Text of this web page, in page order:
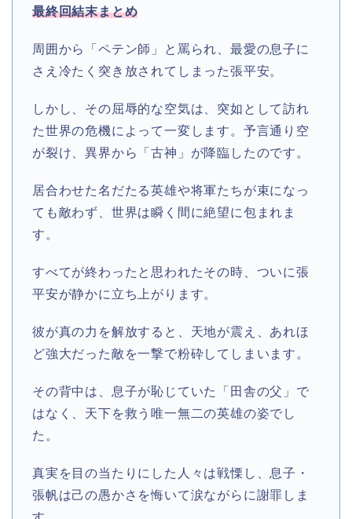
最終回結末まとめ
周囲から「ペテン師」と罵られ、最愛の息子に
さえ冷たく突き放されてしまった張平安。
しかし、その屈辱的な空気は、突如として訪れ
た世界の危機によって一変します。予言通り空
が裂け、異界から「古神」が降臨したのです。
居合わせた名だたる英雄や将軍たちが束になっ
ても敵わず、世界は瞬く間に絶望に包まれま
す。
すべてが終わったと思われたその時、ついに張
平安が静かに立ち上がります。
彼が真の力を解放すると、天地が震え、あれほ
ど強大だった敵を一撃で粉砕してしまいます。
その背中は、息子が恥じていた「田舎の父」で
はなく、天下を救う唯一無二の英雄の姿でし
た。
真実を目の当たりにした人々は戦慄し、息子・
張帆は己の愚かさを悔いて涙ながらに謝罪しま